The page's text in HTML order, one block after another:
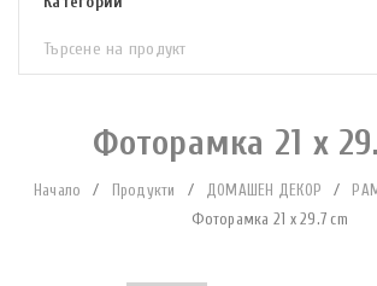
Фоторамка 21 x
Начало / Продукти / ДОМАШЕН ДЕКОР /
Фоторамка 21 x 29.7 cm